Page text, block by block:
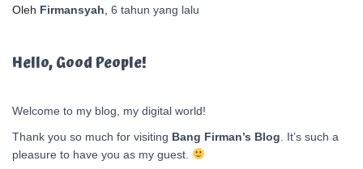
Oleh Firmansyah 6 tahun yang lalu
Hello, Good People!
Welcome to my blog, my digital world!
Thank you so much for visiting Bang Firman’s Blog . It’s such a
pleasure to have you as my guest.